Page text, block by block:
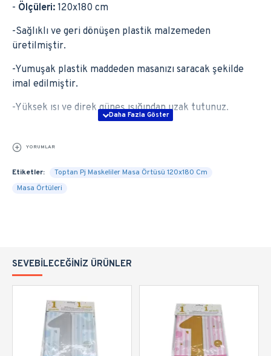
- Ölçüleri: 120x180 cm
-Sağlıklı ve geri dönüşen plastik malzemeden
üretilmiştir.
-Yumuşak plastik maddeden masanızı saracak şekilde
imal edilmiştir.
-Yüksek ısı ve direk güneş ışığından uzak tutunuz.
YORUMLAR
Etiketler:
Toptan Pj Maskeliler Masa Örtüsü 120x180 Cm
Masa Örtüleri
SEVEBILECEĞINIZ ÜRÜNLER